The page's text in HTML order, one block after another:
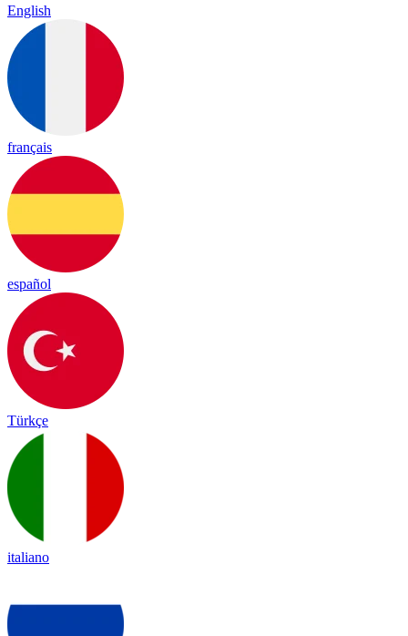
English
français
español
Türkçe
italiano